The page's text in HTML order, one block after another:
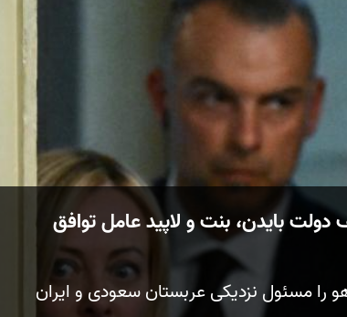
بایدن، بنت و لاپید عامل توافق
را مسئول نزدیکی عربستان سعودی و ایران